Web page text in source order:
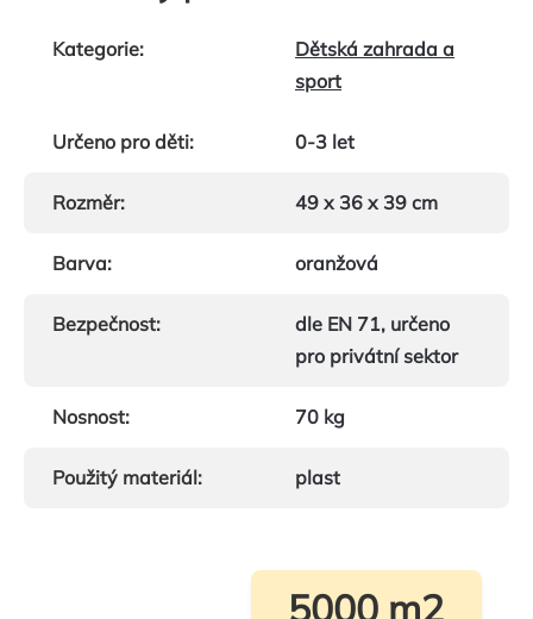
Kategorie:
Dětská zahrada a
sport
Určeno pro děti: 0-3 let
Rozměr: 49 x 36 x 39 cm
Barva: oranžová
Bezpečnost:
dle EN 71, určeno
pro privátní sektor
Nosnost: 70 kg
Použitý materiál: plast
5000 m2